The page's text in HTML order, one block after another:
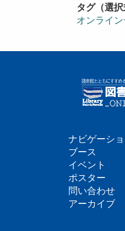
タグ（選
オンライ
フ
ッ
タ
ナビゲーシ
ブース
イベント
ポスター
問い合わせ
アーカイブ